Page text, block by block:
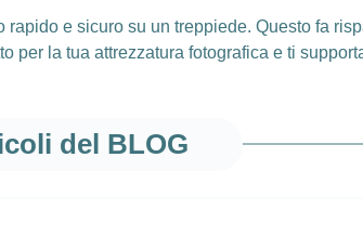
e sicuro su un treppiede. Questo fa
per la tua attrezzatura fotografica e ti
del BLOG